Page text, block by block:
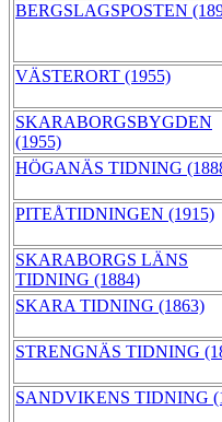
BERGSLAGSPOSTEN
VÄSTERORT (1955)
SKARABORGSBYGDEN
(1955)
HÖGANÄS TIDNING
PITEÅTIDNINGEN (1915)
SKARABORGS LÄNS
TIDNING (1884)
SKARA TIDNING (1863)
STRENGNÄS TIDNING
SANDVIKENS TIDNING